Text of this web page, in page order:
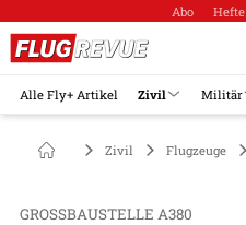
Abo Hefte
Alle Fly+ Artikel Zivil Militär
Zivil Flugzeuge
GROSSBAUSTELLE A380